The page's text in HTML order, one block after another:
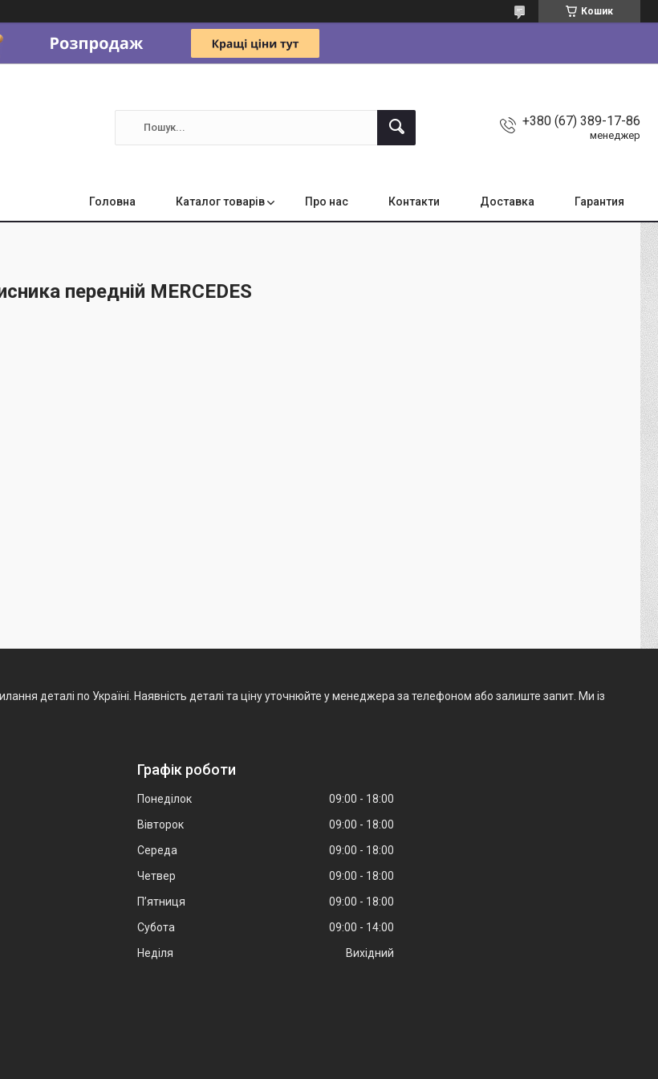
Кошик
+380 (67) 389-17-86
менеджер
Головна Каталог товарів Про нас Контакти Доставка Гарантия
передній MERCEDES
деталі по Україні. Наявність деталі та ціну уточнюйте у менеджера за телефоном або залиште запит. Ми із
Графік роботи
Понеділок 09:00
18:00
Вівторок
09:00
18:00
Середа
09:00
18:00
Четвер
09:00
18:00
Пʼятниця
09:00
18:00
Субота
09:00
14:00
Неділя
Вихідний